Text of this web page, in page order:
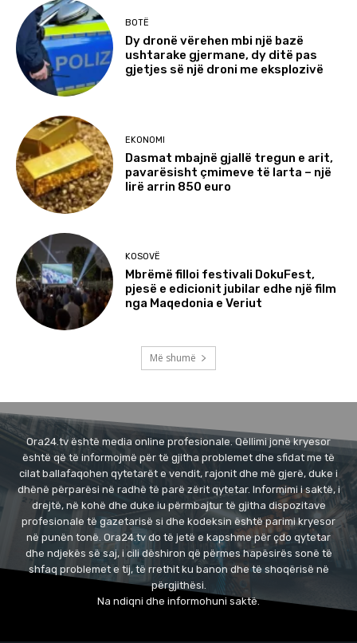
BOTË
Dy dronë vërehen mbi një bazë
ushtarake gjermane, dy ditë pas
gjetjes së një droni me eksplozivë
EKONOMI
Dasmat mbajnë gjallë tregun e arit,
pavarësisht çmimeve të larta – një
lirë arrin 850 euro
KOSOVË
Mbrëmë filloi festivali DokuFest,
pjesë e edicionit jubilar edhe një film
nga Maqedonia e Veriut
Më shumë
Ora24.tv është media online profesionale. Qëllimi jonë kryesor
është që të informojmë për të gjitha problemet dhe sfidat me të
cilat ballafaqohen qytetarët e vendit, rajonit dhe më gjerë, duke i
dhënë përparësi në radhë të parë zërit qytetar. Informimi i saktë, i
drejtë, në kohë dhe duke iu përmbajtur të gjitha dispozitave
profesionale të gazetarisë si dhe kodeksin është parimi kryesor
në punën tonë. Ora24.tv do të jetë e kapshme për çdo qytetar
dhe ndjekës së saj, i cili dëshiron që përmes hapësirës sonë të
shfaq problemet e tij, të rrethit ku banon dhe të shoqërisë në
përgjithësi.
Na ndiqni dhe informohuni saktë.